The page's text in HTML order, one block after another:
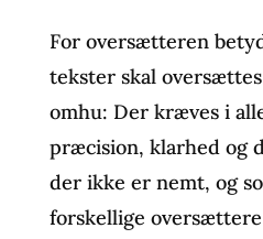
For oversætteren
tekster skal
omhu: Der kræves i
præcision, klarhed og
der ikke er nemt, og
forskellige